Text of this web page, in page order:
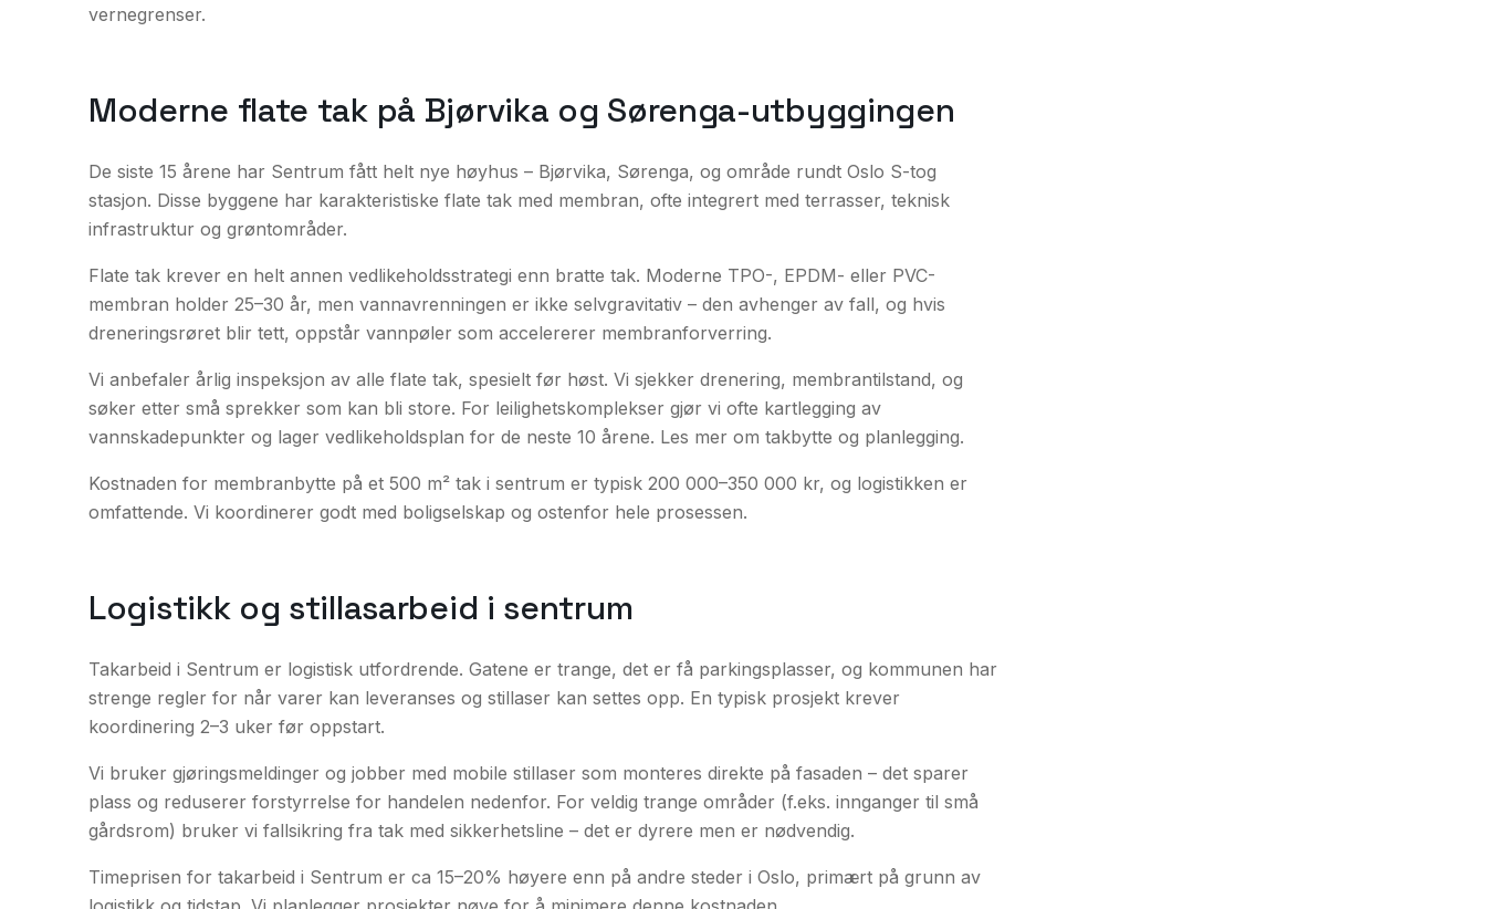
vernegrenser.
Moderne flate tak på Bjørvika og Sørenga-utbyggingen
De siste 15 årene har Sentrum fått helt nye høyhus – Bjørvika, Sørenga, og område rundt Oslo S-tog
stasjon. Disse byggene har karakteristiske flate tak med membran, ofte integrert med terrasser, teknisk
infrastruktur og grøntområder.
Flate tak krever en helt annen vedlikeholdsstrategi enn bratte tak. Moderne TPO-, EPDM- eller PVC-
membran holder 25–30 år, men vannavrenningen er ikke selvgravitativ – den avhenger av fall, og hvis
dreneringsrøret blir tett, oppstår vannpøler som accelererer membranforverring.
Vi anbefaler årlig inspeksjon av alle flate tak, spesielt før høst. Vi sjekker drenering, membrantilstand, og
søker etter små sprekker som kan bli store. For leilighetskomplekser gjør vi ofte kartlegging av
vannskadepunkter og lager vedlikeholdsplan for de neste 10 årene. Les mer om takbytte og planlegging.
Kostnaden for membranbytte på et 500 m² tak i sentrum er typisk 200 000–350 000 kr, og logistikken er
omfattende. Vi koordinerer godt med boligselskap og ostenfor hele prosessen.
Logistikk og stillasarbeid i sentrum
Takarbeid i Sentrum er logistisk utfordrende. Gatene er trange, det er få parkingsplasser, og kommunen har
strenge regler for når varer kan leveranses og stillaser kan settes opp. En typisk prosjekt krever
koordinering 2–3 uker før oppstart.
Vi bruker gjøringsmeldinger og jobber med mobile stillaser som monteres direkte på fasaden – det sparer
plass og reduserer forstyrrelse for handelen nedenfor. For veldig trange områder (f.eks. innganger til små
gårdsrom) bruker vi fallsikring fra tak med sikkerhetsline – det er dyrere men er nødvendig.
Timeprisen for takarbeid i Sentrum er ca 15–20% høyere enn på andre steder i Oslo, primært på grunn av